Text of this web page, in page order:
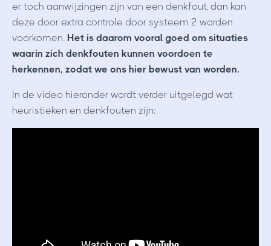
er toch aanwijzingen zijn van een denkfout, dan kan
deze door extra controle door systeem 2 worden
voorkomen. Het is daarom vooral goed om situaties
waarin zich denkfouten kunnen voordoen te
herkennen, zodat we ons hier bewust van worden.
In de video hieronder wordt verder uitgelegd wat
heuristieken en denkfouten zijn: